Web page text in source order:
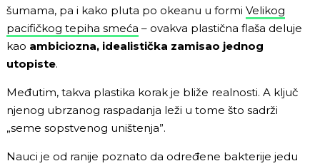
šumama, pa i kako pluta po okeanu u formi Velikog
pacifičkog tepiha smeća – ovakva plastična flaša deluje
kao ambiciozna, idealistička zamisao jednog
utopiste.
Međutim, takva plastika korak je bliže realnosti. A ključ
njenog ubrzanog raspadanja leži u tome što sadrži
„seme sopstvenog uništenja”.
Nauci je od ranije poznato da određene bakterije jedu